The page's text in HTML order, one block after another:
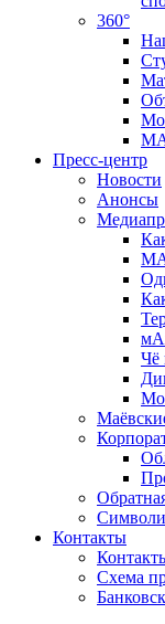
360°
Пресс-центр
Новости
Анонсы
Чё
Контакты
Схема